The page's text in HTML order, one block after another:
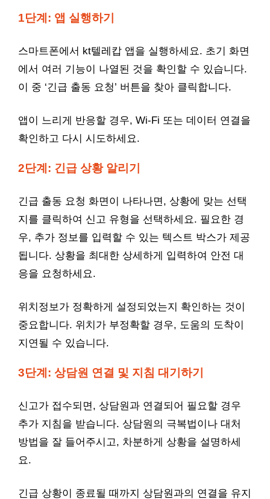
1단계: 앱 실행하기
스마트폰에서 kt텔레캅 앱을 실행하세요. 초기 화면
에서 여러 기능이 나열된 것을 확인할 수 있습니다.
이 중 ‘긴급 출동 요청’ 버튼을 찾아 클릭합니다.
앱이 느리게 반응할 경우, Wi-Fi 또는 데이터 연결을
확인하고 다시 시도하세요.
2단계: 긴급 상황 알리기
긴급 출동 요청 화면이 나타나면, 상황에 맞는 선택
지를 클릭하여 신고 유형을 선택하세요. 필요한 경
우, 추가 정보를 입력할 수 있는 텍스트 박스가 제공
됩니다. 상황을 최대한 상세하게 입력하여 안전 대
응을 요청하세요.
위치정보가 정확하게 설정되었는지 확인하는 것이
중요합니다. 위치가 부정확할 경우, 도움의 도착이
지연될 수 있습니다.
3단계: 상담원 연결 및 지침 대기하기
신고가 접수되면, 상담원과 연결되어 필요할 경우
추가 지침을 받습니다. 상담원의 극복법이나 대처
방법을 잘 들어주시고, 차분하게 상황을 설명하세
요.
긴급 상황이 종료될 때까지 상담원과의 연결을 유지